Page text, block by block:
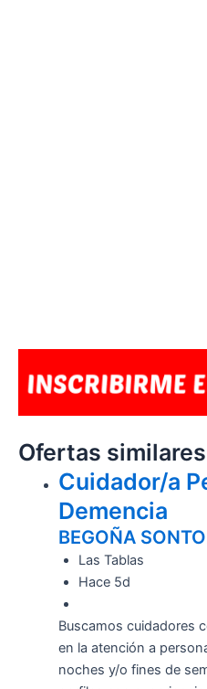
Ofertas similares
Cuidador/a
Demencia
BEGOÑA
Las Tablas
Hace 5d
Buscamos cuidadores
en la atención a
noches y/o fines de